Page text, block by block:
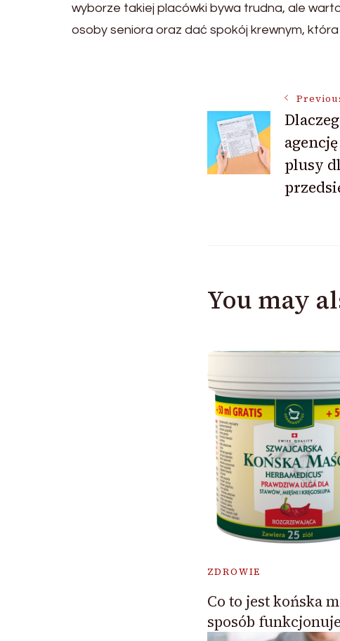
wyborze takiej placówki bywa trudna, ale
osoby seniora oraz dać spokój krewnym,
plusy
You may
ZDROWIE
Co to jest końska
sposób funkcjonuje